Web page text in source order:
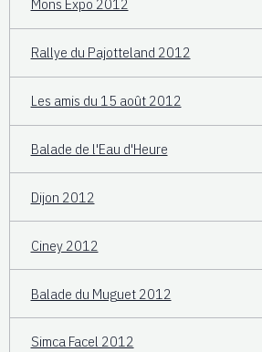
Mons Expo 2012
Rallye du Pajotteland 2012
Les amis du 15 août 2012
Balade de l'Eau d'Heure
Dijon 2012
Ciney 2012
Balade du Muguet 2012
Simca Facel 2012